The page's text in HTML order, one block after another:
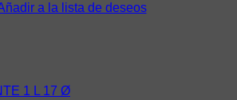
a la lista de deseos
1 L 17 Ø